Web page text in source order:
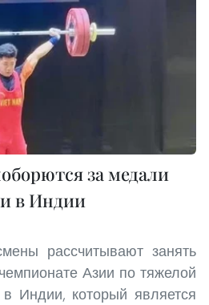
за медали
в Индии
рассчитывают занять
Азии по тяжелой
в Индии, который является